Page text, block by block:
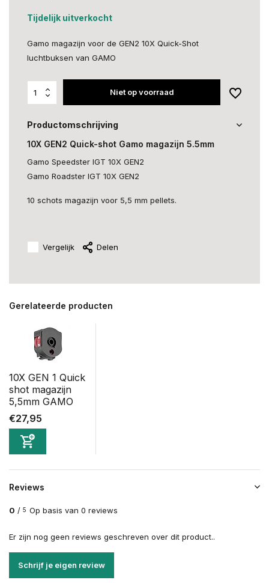
Tijdelijk uitverkocht
Gamo magazijn voor de GEN2 10X Quick-Shot
luchtbuksen van GAMO
Niet op voorraad
Productomschrijving
10X GEN2 Quick-shot Gamo magazijn 5.5mm
Gamo Speedster IGT 10X GEN2
Gamo Roadster IGT 10X GEN2
10 schots magazijn voor 5,5 mm pellets.
Vergelijk Delen
Gerelateerde producten
10X GEN 1 Quick
shot magazijn
5,5mm GAMO
€27,95
Reviews
0 / 5 Op basis van 0 reviews
Er zijn nog geen reviews geschreven over dit product..
Schrijf je eigen review